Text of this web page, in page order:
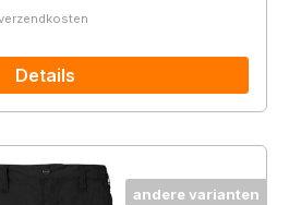
Details
andere varianten